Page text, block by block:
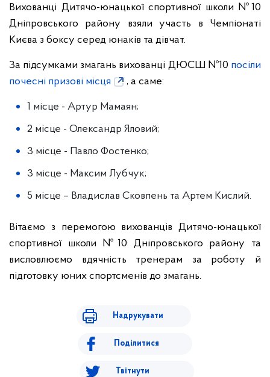
Вихованці Дитячо-юнацької спортивної школи №10
Дніпровського району взяли участь в Чемпіонаті
Києва з боксу серед юнаків та дівчат.
За підсумками змагань вихованці ДЮСШ №10 посіли
почесні призові місця
, а саме:
1 місце - Артур Мамаян;
2 місце - Олександр Яловий;
3 місце - Павло Фостенко;
3 місце - Максим Лубчук;
5 місце – Владислав Сковпень та Артем Кислий.
Вітаємо з перемогою вихованців Дитячо-юнацької
спортивної школи №10 Дніпровського району та
висловлюємо вдячність тренерам за роботу й
підготовку юних спортсменів до змагань.
Надрукувати
Поділитися
Твітнути